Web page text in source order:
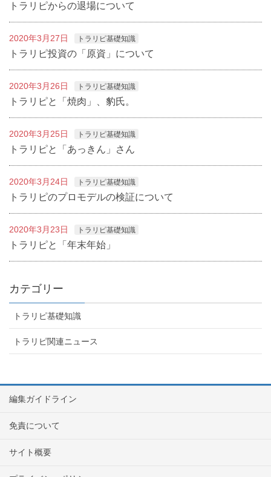
トラリピからの退場について
2020年3月27日 トラリピ基礎知識
トラリピ投資の「原資」について
2020年3月26日 トラリピ基礎知識
トラリピと「焼肉」、豹氏。
2020年3月25日 トラリピ基礎知識
トラリピと「あっきん」さん
2020年3月24日 トラリピ基礎知識
トラリピのプロモデルの検証について
2020年3月23日 トラリピ基礎知識
トラリピと「年末年始」
カテゴリー
トラリピ基礎知識
トラリピ関連ニュース
編集ガイドライン
免責について
サイト概要